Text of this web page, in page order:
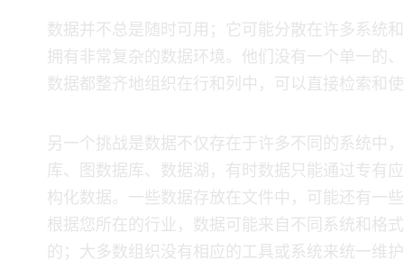
数据并不总是随时可用；它可能分散在许多系统
拥有非常复杂的数据环境。他们没有一个单一的
数据都整齐地组织在行和列中，可以直接检索和
另一个挑战是数据不仅存在于许多不同的系统中，而且
库、图数据库、数据湖，有时数据只能通过专有应
构化数据。一些数据存放在文件中，可能还有一
根据您所在的行业，数据可能来自不同系统和格
的；大多数组织没有相应的工具或系统来统一维